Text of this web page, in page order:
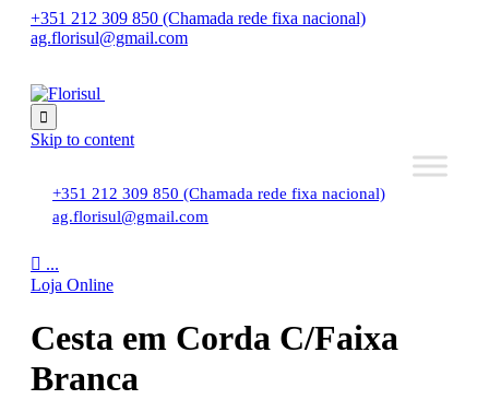
+351 212 309 850 (Chamada rede fixa nacional)
ag.florisul@gmail.com

Skip to content
+351 212 309 850 (Chamada rede fixa nacional)
ag.florisul@gmail.com
 ...
Loja Online
Cesta em Corda C/Faixa
Branca